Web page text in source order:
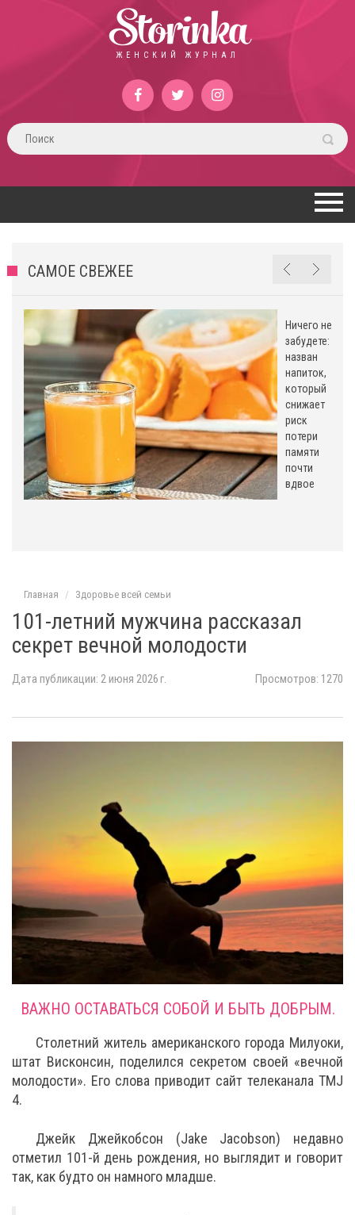
Storinka
ЖЕНСКИЙ ЖУРНАЛ
САМОЕ СВЕЖЕЕ
Ничего не
забудете:
назван
напиток,
который
снижает
риск
потери
памяти
почти
вдвое
Главная Здоровье всей семьи
101-летний мужчина рассказал
секрет вечной молодости
Дата публикации: 2 июня 2026 г. Просмотров: 1270
ВАЖНО ОСТАВАТЬСЯ СОБОЙ И БЫТЬ ДОБРЫМ.
Столетний житель американского города Милуоки,
штат Висконсин, поделился секретом своей «вечной
молодости». Его слова приводит сайт телеканала TMJ
4.
Джейк Джейкобсон (Jake Jacobson) недавно
отметил 101-й день рождения, но выглядит и говорит
так, как будто он намного младше.